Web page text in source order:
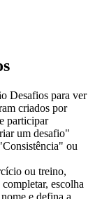
Desafios para ver
criados por
participar
um desafio"
ou
ou treino,
escolha
e defina a